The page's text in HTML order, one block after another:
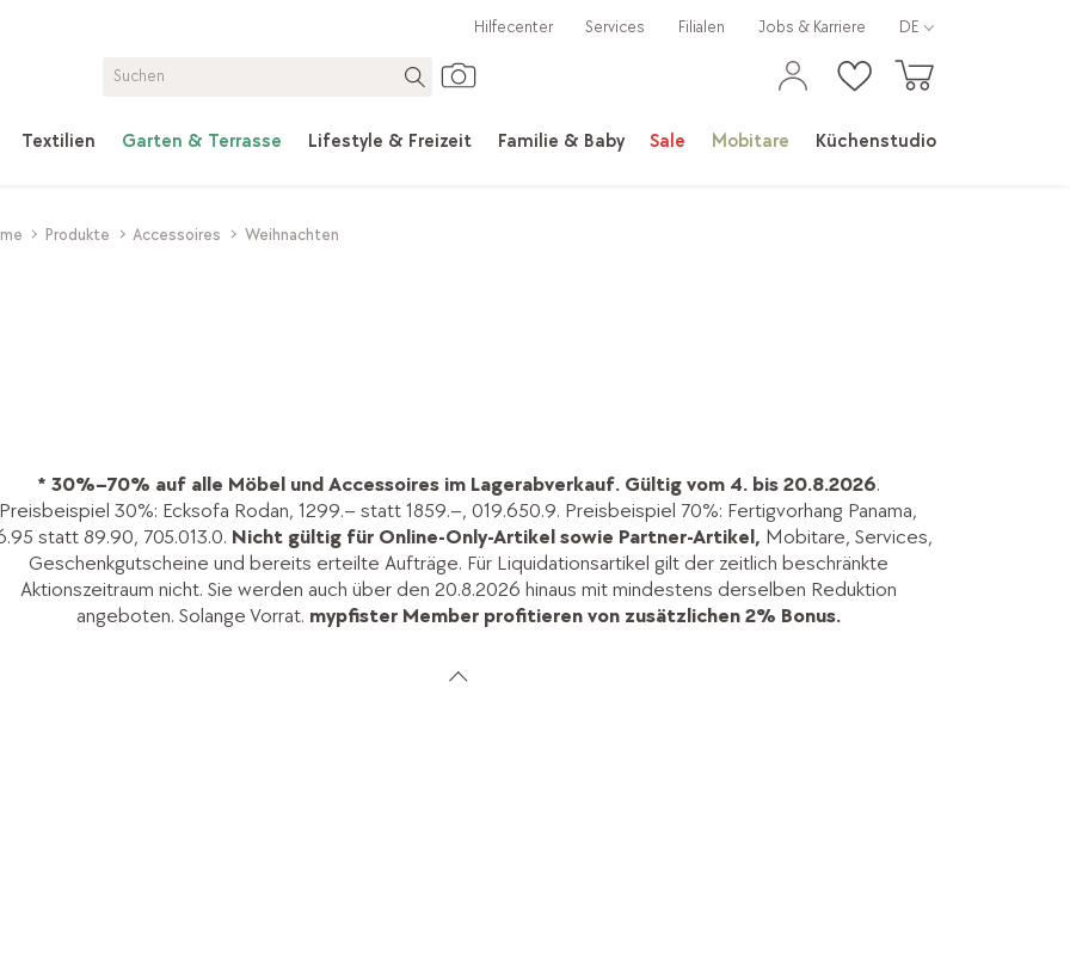
Textilien Garten & Terrasse Lifestyle & Freizeit Familie & Baby Sale Mobitare Küchenstudio
Hilfecenter Services Filialen Jobs & Karriere DE
Produkte Accessoires Weihnachten
* 30%–70% auf alle Möbel und Accessoires im Lagerabverkauf. Gültig vom 4. bis 20.8.2026.
Preisbeispiel 30%: Ecksofa Rodan, 1299.– statt 1859.–, 019.650.9. Preisbeispiel 70%: Fertigvorhang Panama,
statt 89.90, 705.013.0. Nicht gültig für Online-Only-Artikel sowie Partner-Artikel, Mobitare, Services,
Geschenkgutscheine und bereits erteilte Aufträge. Für Liquidationsartikel gilt der zeitlich beschränkte
Aktionszeitraum nicht. Sie werden auch über den 20.8.2026 hinaus mit mindestens derselben Reduktion
angeboten. Solange Vorrat. mypfister Member profitieren von zusätzlichen 2% Bonus.